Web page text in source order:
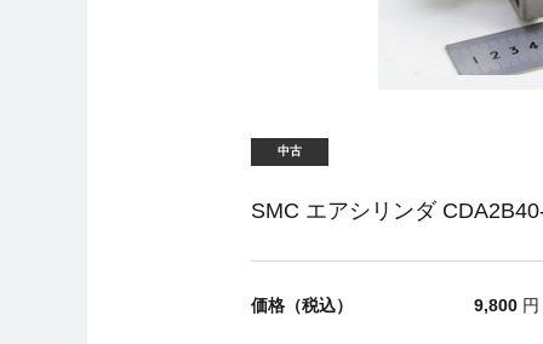
中古
SMC エアシリンダ
価格（税込） 9,800 円